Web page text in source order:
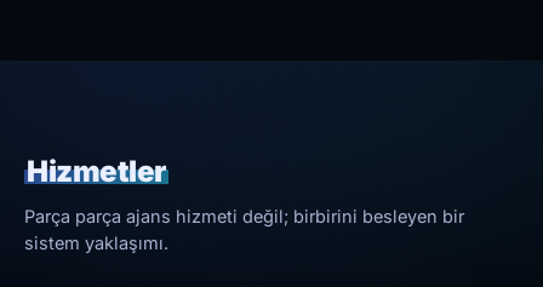
Hizmetler
Parça parça ajans hizmeti değil; birbirini besleyen bir
sistem yaklaşımı.